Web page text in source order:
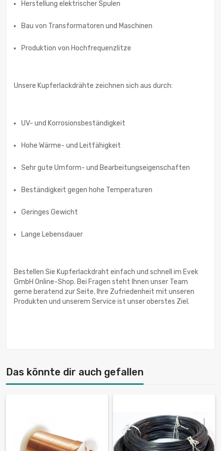
Herstellung elektrischer Spulen
Bau von Transformatoren und Maschinen
Produktion von Hochfrequenzlitze
Unsere Kupferlackdrähte zeichnen sich aus durch:
UV- und Korrosionsbeständigkeit
Hohe Wärme- und Leitfähigkeit
Sehr gute Umform- und Bearbeitungseigenschaften
Beständigkeit gegen hohe Temperaturen
Geringes Gewicht
Lange Lebensdauer
Bestellen Sie Kupferlackdraht einfach und schnell im Evek
GmbH Online-Shop. Bei Fragen steht Ihnen unser Team
gerne beratend zur Seite. Ihre Zufriedenheit mit unseren
Produkten und unserem Service ist unser oberstes Ziel.
Das könnte dir auch gefallen